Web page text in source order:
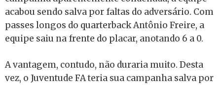
acabou sendo salva por faltas do adversário. Com
passes longos do quarterback Antônio Freire, a
equipe saiu na frente do placar, anotando 6 a 0.
A vantagem, contudo, não duraria muito. Desta
vez, o Juventude FA teria sua campanha salva por